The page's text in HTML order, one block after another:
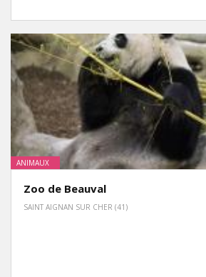
ANIMAUX
Zoo de Beauval
SAINT AIGNAN SUR CHER (41)